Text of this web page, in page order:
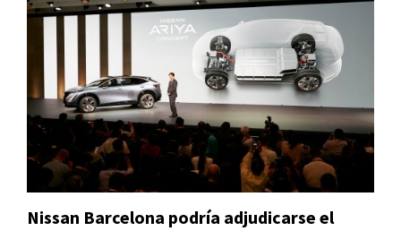
Nissan Barcelona podría adjudicarse el